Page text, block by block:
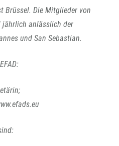
Brüssel. Die Mitglieder von
jährlich anlässlich der
und San Sebastian.